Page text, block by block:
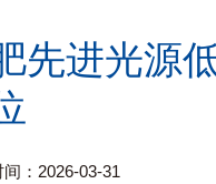
先进光源
间：2026-03-31